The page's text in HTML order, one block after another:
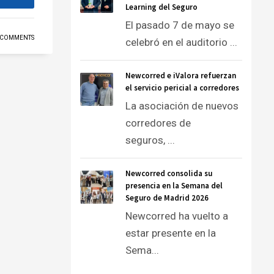
Learning del Seguro
El pasado 7 de mayo se
celebró en el auditorio ...
Newcorred e iValora refuerzan
el servicio pericial a corredores
La asociación de nuevos
corredores de
seguros, ...
Newcorred consolida su
presencia en la Semana del
Seguro de Madrid 2026
Newcorred ha vuelto a
estar presente en la
Sema...